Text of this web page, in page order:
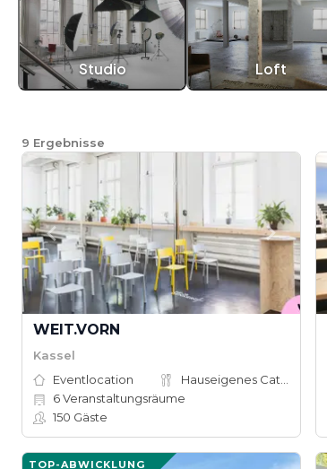
Studio Loft
9 Ergebnisse
WEIT.VORN
Kassel
Eventlocation
6Veranstaltungsräume
150 Gäste
TOP-ABWICKLUNG